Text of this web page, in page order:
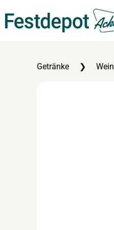
Zum Hauptinhalt springen
Getränke Wein